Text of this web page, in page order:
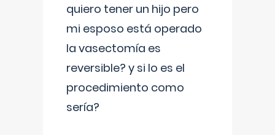
quiero tener un hijo pero
mi esposo está operado
la vasectomía es
reversible? y si lo es el
procedimiento como
sería?